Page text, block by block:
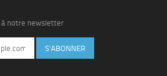
à notre newsletter
S'ABONNER